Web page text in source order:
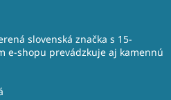
slovenská značka s 15-
e-shopu prevádzkuje aj kamennú